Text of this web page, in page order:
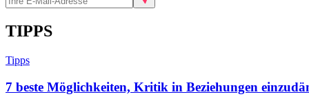
TIPPS
Tipps
7 beste Möglichkeiten, Kritik in Beziehungen